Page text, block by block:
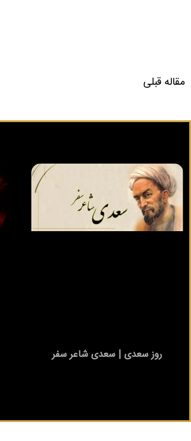
مقاله قبلی
روز سعدی | سعدی شاعر سفر